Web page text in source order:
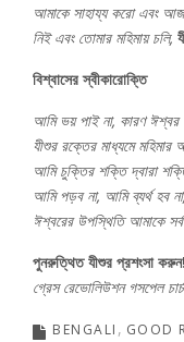
আমাকে সাহায্য করো এবং
নিই এবং তোমার মহিমায় চলি,
বিশ্বাসের স্বীকারোক্তি
আমি ভয় পাই না, কারণ
যীশুর রক্তের মাধ্যমে
আমি চুক্তির শক্তি দ্বারা
আমি পড়ব না, আমি ব্যর্থ হব
ঈশ্বরের উপস্থিতি আমাকে
পুনরুত্থিত যীশুর প্রশংসা করুন!
গ্রেস রেভোলিউশন গসপেল চার্চ
BENGALI GOOD